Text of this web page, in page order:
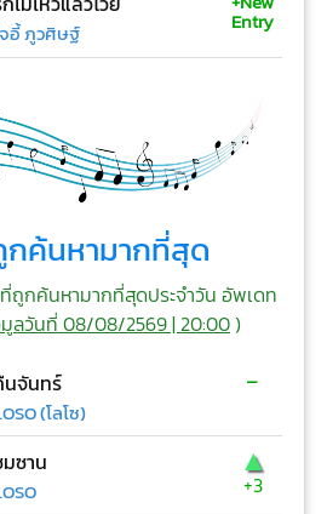
อี้ ภูวศิษฐ์ Entry
ค้นหามากที่สุด
กค้นหามากที่สุดประจำวัน อัพเดท
ลวันที่ 08/08/2569 | 20:00)
นจันทร์
(โลโซ)
-
ซาน ▲
+3